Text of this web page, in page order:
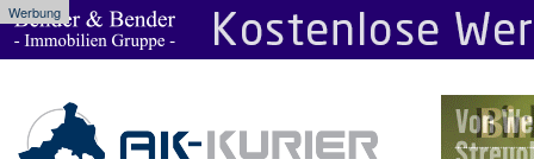
Werbung